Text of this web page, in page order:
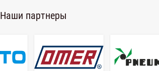
Наши партнеры